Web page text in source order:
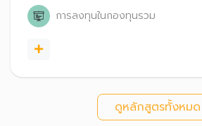
การลงทุนในกองทุนรวม
ดูหลักสูตรทั้งหมด